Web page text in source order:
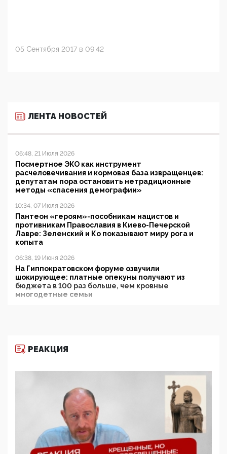
05 Сентября 2017 в 09:42
ЛЕНТА НОВОСТЕЙ
06:48, 21 Июля 2026
Посмертное ЭКО как инструмент
расчеловечивания и кормовая база извращенцев:
депутатам пора остановить нетрадиционные
методы «спасения демографии»
10:34, 07 Июля 2026
Пантеон «героям»-пособникам нацистов и
противникам Православия в Киево-Печерской
Лавре: Зеленский и Ко показывают миру рога и
копыта
06:38, 19 Июня 2026
На Гиппократовском форуме озвучили
шокирующее: платные опекуны получают из
бюджета в 100 раз больше, чем кровные
многодетные семьи
11:53, 09 Июня 2026
деятельность ИИТО ЮНЕСКО в России, но
цифроглобалисты продолжают определять
повестку в образовании
09:43, 01 Июня 2026
5G за счет здоровья граждан: Минцифры намерено
отобрать у регионов и муниципалитетов право
защищать жилые дома и социальные объекты от
РЕАКЦИЯ